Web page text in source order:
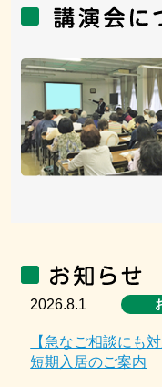
2026.8.1
【急なご相談にも
短期入居のご案内